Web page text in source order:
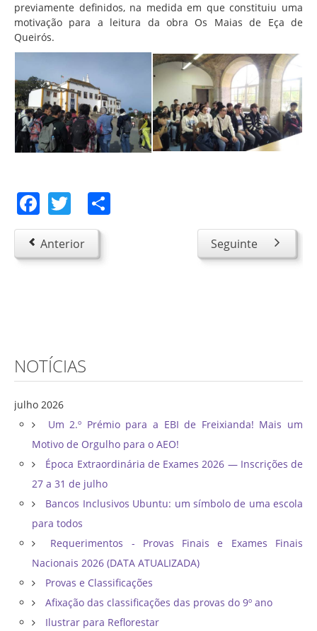
previamente definidos, na medida em que constituiu uma
motivação para a leitura da obra Os Maias de Eça de
Queirós.
Facebook
Twitter
Anterior Seguinte
NOTÍCIAS
julho 2026
Um 2.º Prémio para a EBI de Freixianda! Mais um
Motivo de Orgulho para o AEO!
Época Extraordinária de Exames 2026 — Inscrições de
27 a 31 de julho
Bancos Inclusivos Ubuntu: um símbolo de uma escola
para todos
Requerimentos - Provas Finais e Exames Finais
Nacionais 2026 (DATA ATUALIZADA)
Provas e Classificações
Afixação das classificações das provas do 9º ano
Ilustrar para Reflorestar